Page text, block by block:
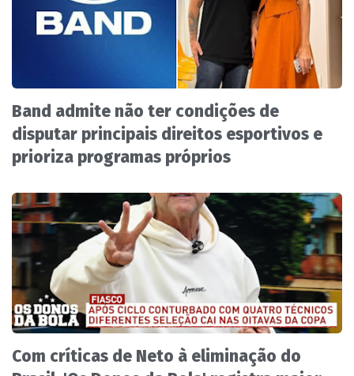
Band admite não ter condições de
disputar principais direitos esportivos e
prioriza programas próprios
Com críticas de Neto à eliminação do